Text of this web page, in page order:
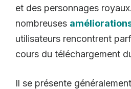
et des personnages
nombreuses
utilisateurs rencontrent
cours du téléchargement
Il se présente